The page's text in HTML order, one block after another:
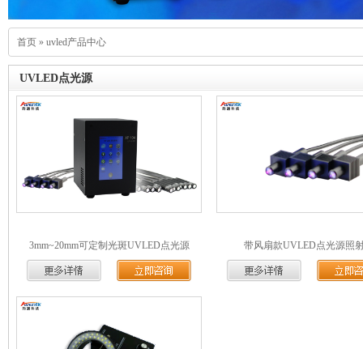
首页 » uvled产品中心
UVLED点光源
3mm~20mm可定制光斑UVLED点光源 带风扇款UVLED点光源照